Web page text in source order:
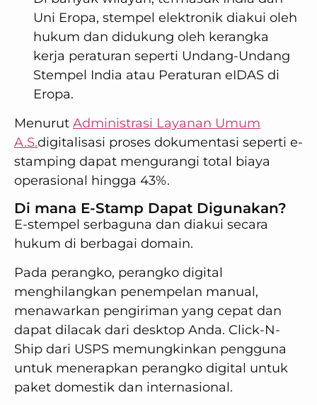
Uni Eropa, stempel elektronik diakui oleh
hukum dan didukung oleh kerangka
kerja peraturan seperti Undang-Undang
Stempel India atau Peraturan eIDAS di
Eropa.
Menurut Administrasi Layanan Umum
A.S.digitalisasi proses dokumentasi seperti e-
stamping dapat mengurangi total biaya
operasional hingga 43%.
Di mana E-Stamp Dapat Digunakan?
E-stempel serbaguna dan diakui secara
hukum di berbagai domain.
Pada perangko, perangko digital
menghilangkan penempelan manual,
menawarkan pengiriman yang cepat dan
dapat dilacak dari desktop Anda. Click-N-
Ship dari USPS memungkinkan pengguna
untuk menerapkan perangko digital untuk
paket domestik dan internasional.